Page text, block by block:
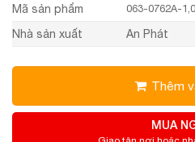
Mã sản phẩm 063-0762A-
Nhà sản xuất An Phát
Thêm
MUA